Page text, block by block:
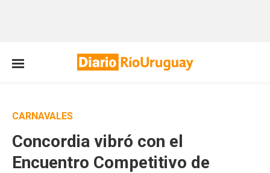
CARNAVALES
Concordia vibró con el
Encuentro Competitivo de